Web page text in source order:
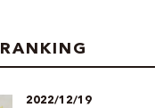
RANKING
2022/12/19